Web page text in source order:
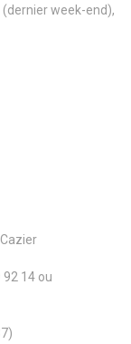
(dernier week-end),
14 ou